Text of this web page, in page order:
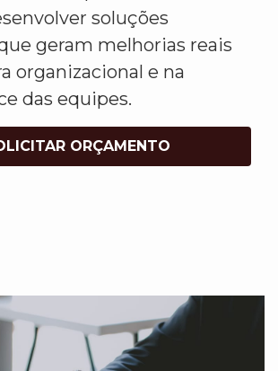
soluções
geram melhorias reais
organizacional e na
das equipes.
ORÇAMENTO